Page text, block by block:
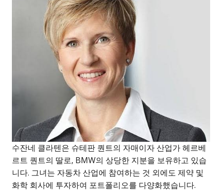
수잔네 클라텐은 슈테판 퀀트의 자매이자 산업가 헤르베
르트 퀀트의 딸로, BMW의 상당한 지분을 보유하고 있습
니다. 그녀는 자동차 산업에 참여하는 것 외에도 제약 및
화학 회사에 투자하여 포트폴리오를 다양화했습니다.